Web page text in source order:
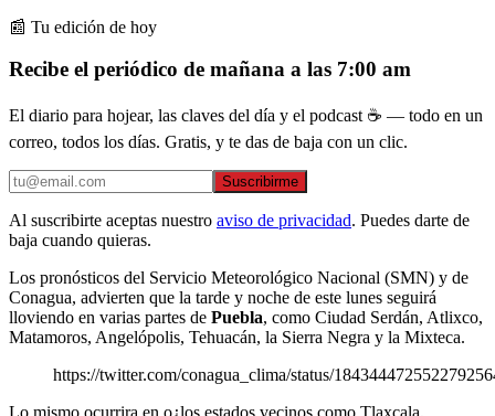
📰 Tu edición de hoy
Recibe el periódico de mañana a las 7:00 am
El diario para hojear, las claves del día y el podcast ☕ — todo en un
correo, todos los días. Gratis, y te das de baja con un clic.
Suscribirme
Al suscribirte aceptas nuestro aviso de privacidad. Puedes darte de
baja cuando quieras.
Los pronósticos del Servicio Meteorológico Nacional (SMN) y de
Conagua, advierten que la tarde y noche de este lunes seguirá
lloviendo en varias partes de Puebla, como Ciudad Serdán, Atlixco,
Matamoros, Angelópolis, Tehuacán, la Sierra Negra y la Mixteca.
https://twitter.com/conagua_clima/status/
Lo mismo ocurrira en o¿los estados vecinos como Tlaxcala,